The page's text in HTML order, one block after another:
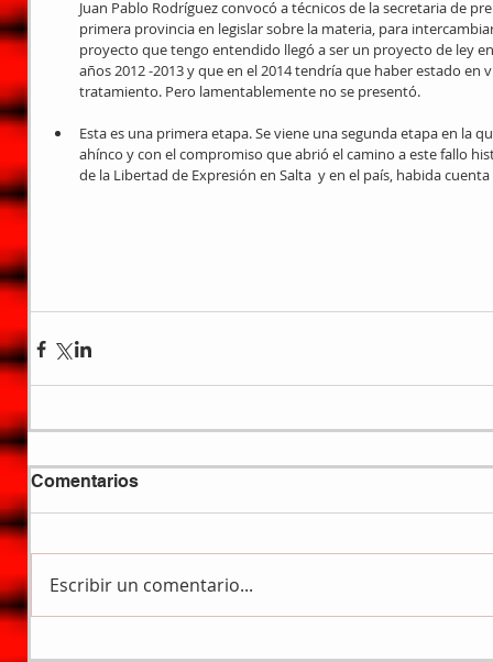
Juan Pablo Rodríguez convocó a técnicos de la secretaria de
primera provincia en legislar sobre la materia, para
proyecto que tengo entendido llegó a ser un proyecto de ley
años 2012 -2013 y que en el 2014 tendría que haber estado en
tratamiento. Pero lamentablemente no se presentó.
Esta es una primera etapa. Se viene una segunda etapa en la
ahínco y con el compromiso que abrió el camino a este fallo
de la Libertad de Expresión en Salta  y en el país, habida
Comentarios
Escribir un comentario...